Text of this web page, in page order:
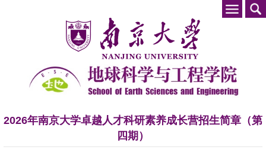
2026年南京大学卓越人才科研素养成长营招生简章（第
四期）